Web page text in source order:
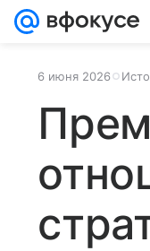
6 июня 2026